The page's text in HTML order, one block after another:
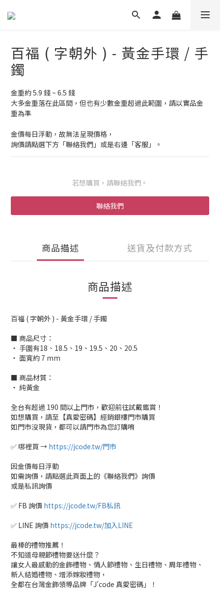
百福 ( 字朝外 ) - 黃金手環 / 手
鐲
金重約 5.9 錢 ~ 6.5 錢
大多金重落在此區間，但也有少數金重超過此範圍，請以實品金
重為準
金價每日浮動，故無法呈現價格，
詢價請點選下方「聯絡我們」或是右邊「客服」。
若想購買，請聯絡我們。
聯絡我們
商品描述 送貨及付款方式
商品描述
百福 ( 字朝外 ) - 黃金手環 / 手鐲
■ 商品尺寸：
‧ 手圍有18、18.5、19、19.5、20、20.5
‧ 面寬約 7 mm
■ 商品材質：
‧ 純黃金
全台有超過 190 間以上門市，歡迎前往試戴鑑賞！
如想購買，請至【真愛密碼】經銷銀樓門市購買
如門市沒現貨，都可以請門市為您訂購唷
✅ 哪裡買 → https://jcode.tw/門市
因金價每日浮動
如需詢價，請點選此頁面上的《聯絡我們》詢價
或是私訊詢價
✅ FB 詢價 https://jcode.tw/FB私訊
✅ LINE 詢價 https://jcode.tw/加入LINE
最棒的禮物推薦！
不知道母親節禮物要送什麼？
讓女人最感動的金飾禮物、情人節禮物、生日禮物、周年禮物、
新人結婚禮物、增添嫁妝禮物，
全都在台灣金飾領導品牌「J'code 真愛密碼」！